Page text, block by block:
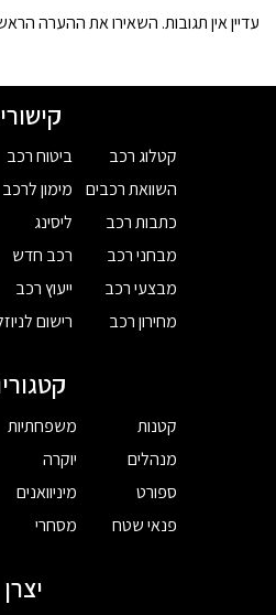
עדיין אין תגובות. השאירו את ההערה
קטלוג רכב
השוואת רכבים
כתבות רכב
מבחני רכב
מבצעי רכב
מחירון רכב
ביטוח רכב
מימון לרכב
ליסינג
רכב חדש
ייעוץ רכב
רישום
קטנות
מנהלים
ספורט
פנאי שטח
משפחתיות
יוקרה
מיניוואנים
מסחרי
יצרן